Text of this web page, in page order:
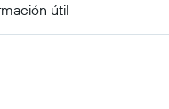
útil